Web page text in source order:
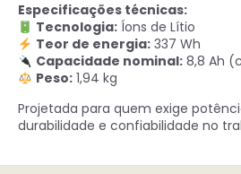
Especificações técnicas:
Tecnologia:Íons de Lítio
Teor de energia:337 Wh
Capacidade nominal:8,8 Ah
Peso:1,94 kg
Projetada para quem exige
durabilidade e confiabilidade no